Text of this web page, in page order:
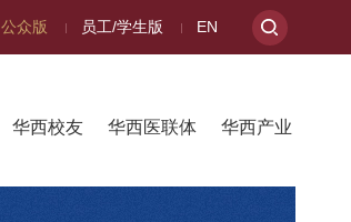
公众版 员工/学生版 EN
华西校友 华西医联体 华西产业